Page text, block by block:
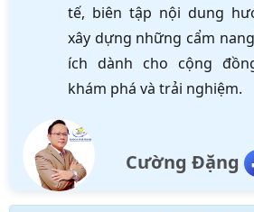
tế, biên tập nội dung
xây dựng những cẩm
ích dành cho cộng
khám phá và trải nghiệm.
Cường Đặng